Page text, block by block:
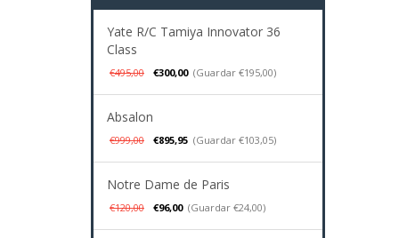
Yate R/C Tamiya Innovator 36
Class
€495,00 €300,00 (Guardar €195,00)
Absalon
€999,00 €895,95 (Guardar €103,05)
Notre Dame de Paris
€120,00 €96,00 (Guardar €24,00)